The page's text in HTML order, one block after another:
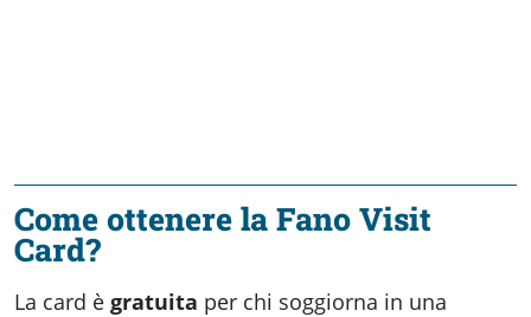
Come ottenere la Fano Visit
Card?
La card è gratuita per chi soggiorna in una